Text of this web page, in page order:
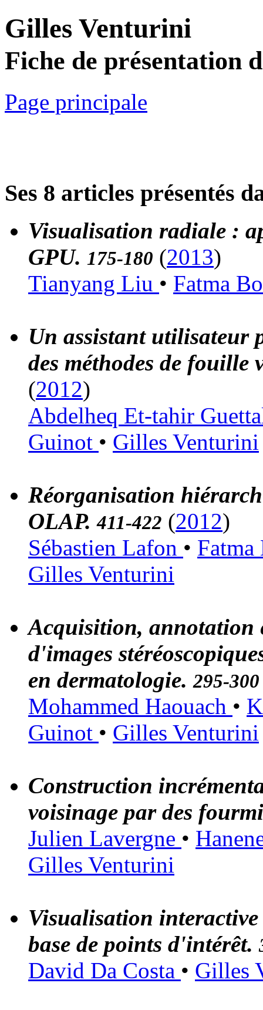
Gilles Venturini
Fiche de présentation
Page principale
Ses 8 articles présentés
Visualisation radiale :
GPU. 175-180 (2013)
Tianyang Liu • Fatma
Un assistant utilisateur
des méthodes de fouille
(2012)
Abdelheq Et-tahir
Guinot • Gilles Venturini
Réorganisation
OLAP.411-422 (2012)
Sébastien Lafon •
Gilles Venturini
Acquisition, annotation
d'images
en dermatologie.295-300
Mohammed Haouach •
Guinot • Gilles Venturini
Construction
voisinage par des
Julien Lavergne •
Gilles Venturini
Visualisation interactive
base de points d'intérêt.
David Da Costa • Gilles